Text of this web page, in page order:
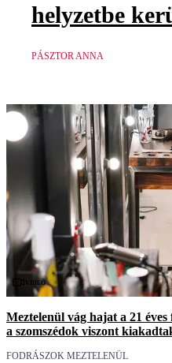
helyzetbe
PÁSZTOR ANNA
Videó
Meztelenül vág hajat a 21
a szomszédok viszont
FODRÁSZOK MEZTELENÜL